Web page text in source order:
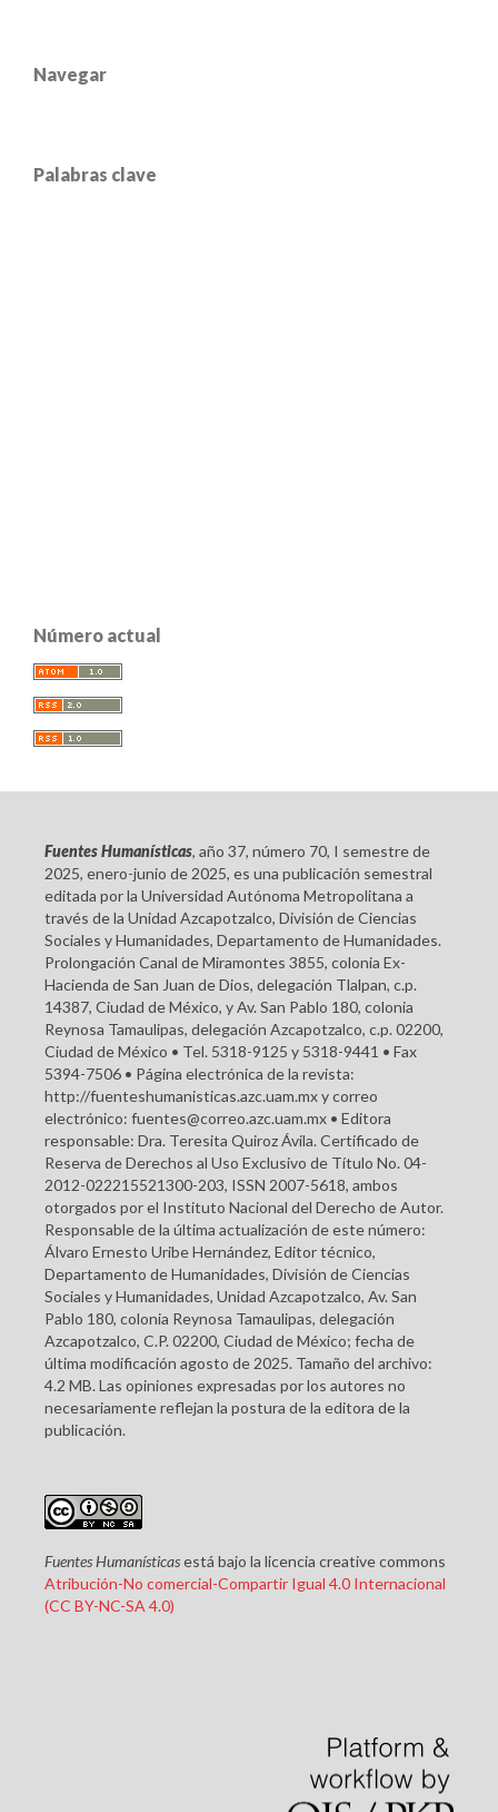
Navegar
Palabras clave
Número actual
Fuentes Humanísticas, año 37, número 70, I semestre de
2025, enero-junio de 2025, es una publicación semestral
editada por la Universidad Autónoma Metropolitana a
través de la Unidad Azcapotzalco, División de Ciencias
Sociales y Humanidades, Departamento de Humanidades.
Prolongación Canal de Miramontes 3855, colonia Ex-
Hacienda de San Juan de Dios, delegación Tlalpan, c.p.
14387, Ciudad de México, y Av. San Pablo 180, colonia
Reynosa Tamaulipas, delegación Azcapotzalco, c.p. 02200,
Ciudad de México • Tel. 5318-9125 y 5318-9441 • Fax
5394-7506 • Página electrónica de la revista:
http://fuenteshumanisticas.azc.uam.mx y correo
electrónico: fuentes@correo.azc.uam.mx • Editora
responsable: Dra. Teresita Quiroz Ávila. Certificado de
Reserva de Derechos al Uso Exclusivo de Título No. 04-
2012-022215521300-203, ISSN 2007-5618, ambos
otorgados por el Instituto Nacional del Derecho de Autor.
Responsable de la última actualización de este número:
Álvaro Ernesto Uribe Hernández, Editor técnico,
Departamento de Humanidades, División de Ciencias
Sociales y Humanidades, Unidad Azcapotzalco, Av. San
Pablo 180, colonia Reynosa Tamaulipas, delegación
Azcapotzalco, C.P. 02200, Ciudad de México; fecha de
última modificación agosto de 2025. Tamaño del archivo:
4.2 MB. Las opiniones expresadas por los autores no
necesariamente reflejan la postura de la editora de la
publicación.
Fuentes Humanísticasestá bajo la licencia creative commons
Atribución-No comercial-Compartir Igual 4.0 Internacional
(CC BY-NC-SA 4.0)